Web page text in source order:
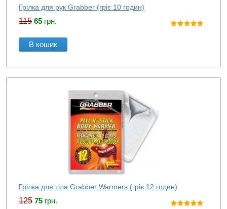
Грілка для рук Grabber (гріє 10 годин)
115 65 грн.
В кошик
Грілка для тіла Grabber Warmers (гріє 12 годин)
125 75 грн.